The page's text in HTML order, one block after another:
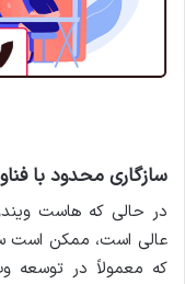
سازگاری محدود با
در حالی که هاست
عالی است، ممکن است
که معمولاً در توسعه